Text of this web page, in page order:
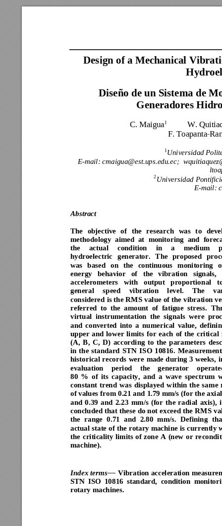
Design of a Mechanical Vibr
Diseño de un Sistema de
Generadores Hidr
C. Maigua1
          W. Qu
F. Toapanta-
1Universidad
E-mail: cmaigua@est.ups.edu.ec;
2Universidad
E-mail:
Abstract
The objective of the research was to
methodology aimed at monitoring and
the
actual condition in a medium
hydroelectric generator. The proposed
was based on the continuous monitoring
energy behavior of the vibration signals,
accelerometers with output proportional
general
speed vibration level. The
considered is the RMS value of the vibration v
referred to the amount of fatigue stress.
virtual instrumentation the signals were
and converted into a numerical value, def
upper and lower limits for each of the critical
(A, B, C, D) according to the parameters
in the standard STN ISO 10816.
historical records were made during 3 weeks,
evaluation
period the generator o
80 % of its capacity, and a wave spectrum
constant trend was displayed within the same
of values from 0.21 and 1.79 mm/s (for the
and 0.39 and 2.23 mm/s (for the radial axis),
concluded that these do not exceed the RMS
the range 0.71 and 2.80 mm/s. Defining t
actual state of the rotary machine is currently
the criticality limits of zone A (new or re
machine).
Index terms Vibration acceleration
STN ISO 10816 standard, condition m
rotary machines.